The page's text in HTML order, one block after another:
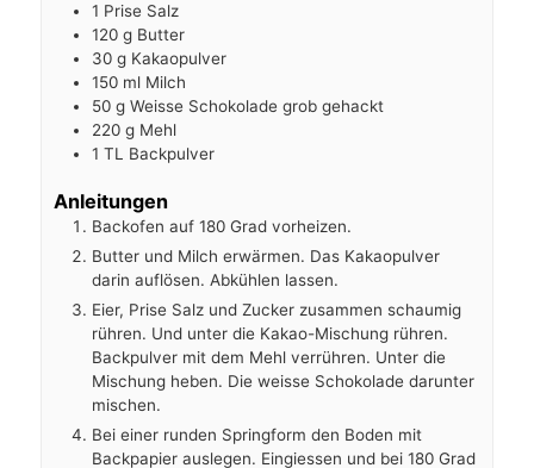
1 Prise Salz
120 g Butter
30 g Kakaopulver
150 ml Milch
50 g Weisse Schokolade grob gehackt
220 g Mehl
1 TL Backpulver
Anleitungen
Backofen auf 180 Grad vorheizen.
Butter und Milch erwärmen. Das Kakaopulver
darin auflösen. Abkühlen lassen.
Eier, Prise Salz und Zucker zusammen schaumig
rühren. Und unter die Kakao-Mischung rühren.
Backpulver mit dem Mehl verrühren. Unter die
Mischung heben. Die weisse Schokolade darunter
mischen.
Bei einer runden Springform den Boden mit
Backpapier auslegen. Eingiessen und bei 180 Grad